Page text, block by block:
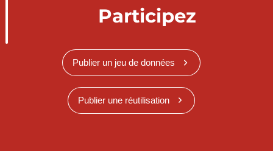
Participez
Publier un jeu de données
Publier une réutilisation